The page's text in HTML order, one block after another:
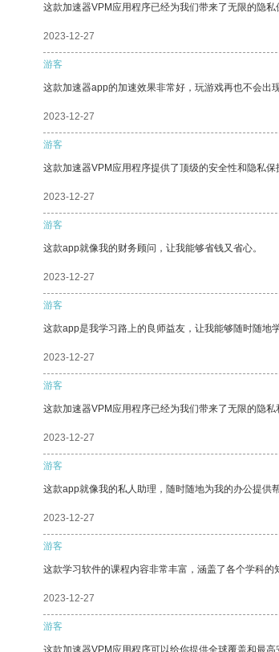
这款加速器VPM应用程序已经为我们带来了无限的隐私
2023-12-27
游客
这款加速器app的加速效果非常好，玩游戏再也不会出
2023-12-27
游客
这款加速器VPM应用程序提供了顶级的安全性和隐私保
2023-12-27
游客
这款app就像我的财务顾问，让我能够省钱又省心。
2023-12-27
游客
这款app是我学习路上的良师益友，让我能够随时随地
2023-12-27
游客
这款加速器VPM应用程序已经为我们带来了无限的隐私
2023-12-27
游客
这款app就像我的私人助理，随时随地为我的办公提供帮
2023-12-27
游客
这款学习软件的课程内容非常丰富，涵盖了各个学科的
2023-12-27
游客
这款加速器VPM应用程序可以给你提供全球覆盖和最高